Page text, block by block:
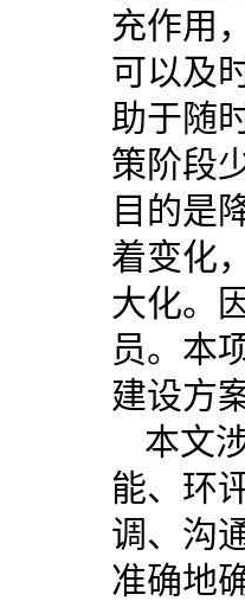
充作用
可以及
助于随
策阶段
目的是
着变化
大化。
员。本
建设方
本文
能、环
调、沟
准确地